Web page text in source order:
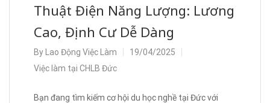
Thuật Điện Năng Lượng: Lương
Cao, Định Cư Dễ Dàng
By Lao Động Việc Làm
19/04/2025
Việc làm tại CHLB Đức
Bạn đang tìm kiếm cơ hội du học nghề tại Đức với